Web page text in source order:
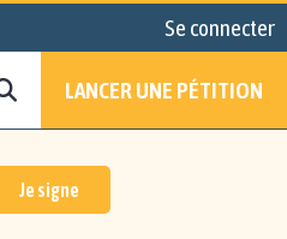
Se connecter
LANCER UNE PÉTITION
Je signe